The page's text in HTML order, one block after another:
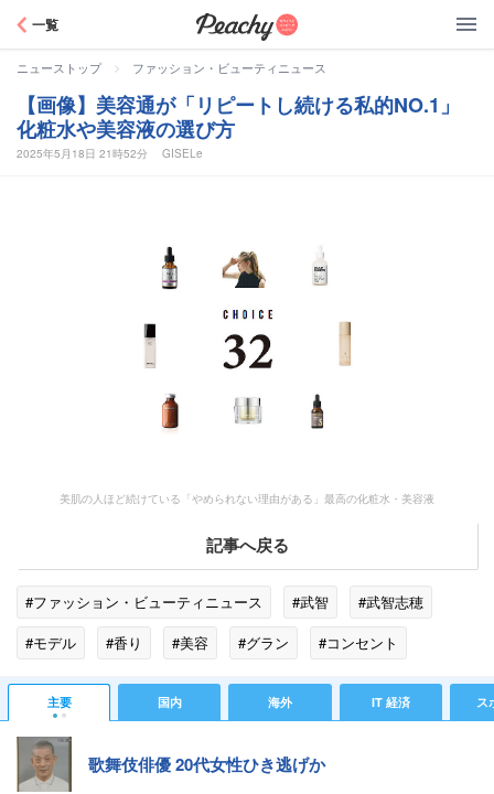
一覧
ニューストップ > ファッション・ビューティニュース
【画像】美容通が「リピートし続ける私的NO.1」
化粧水や美容液の選び方
2025年5月18日 21時52分 GISELe
美肌の人ほど続けている「やめられない理由がある」最高の化粧水・美容液
記事へ戻る
#ファッション・ビューティニュース #武智
#武智志穂
#モデル
#香り #美容 #グラン
#コンセント
#クリエイティブ
#めぐみ #乳酸菌 #デコ
#GABA
#シャネル
#ファッション
主要 国内 海外 IT 経済 ス
歌舞伎俳優 20代女性ひき逃げか